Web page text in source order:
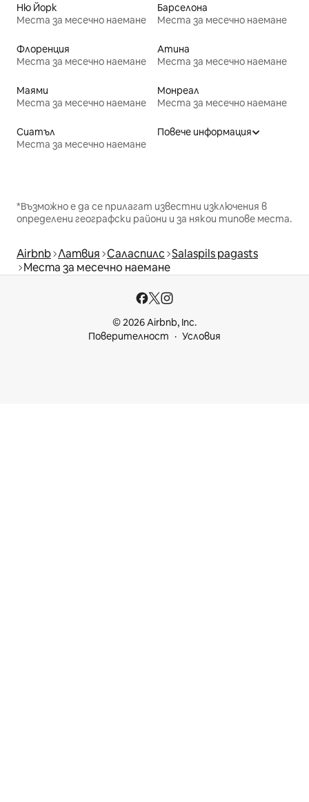
Ню Йорк
Места за месечно наемане
Барселона
Места за месечно наемане
Флоренция
Места за месечно наемане
Атина
Места за месечно наемане
Маями
Места за месечно наемане
Монреал
Места за месечно наемане
Сиатъл
Места за месечно наемане
Повече информация
*Възможно е да се прилагат известни изключения в
определени географски райони и за някои типове места.
Airbnb Латвия Саласпилс Salaspils pagasts
Места за месечно наемане
© 2026 Airbnb, Inc.
Поверителност
Условия